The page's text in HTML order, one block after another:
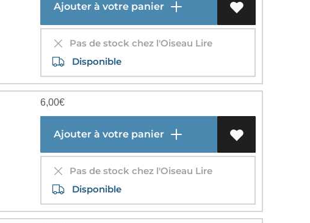
Ajouter à votre panier
Pas de stock chez l'Oiseau Lire
Disponible
6,00€
Ajouter à votre panier
Pas de stock chez l'Oiseau Lire
Disponible